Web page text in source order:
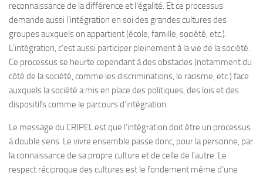
reconnaissance de la différence et l’égalité. Et ce processus
demande aussi l’intégration en soi des grandes cultures des
groupes auxquels on appartient (école, famille, société, etc.).
L’intégration, c’est aussi participer pleinement à la vie de la société.
Ce processus se heurte cependant à des obstacles (notamment du
côté de la société, comme les discriminations, le racisme, etc.) face
auxquels la société a mis en place des politiques, des lois et des
dispositifs comme le parcours d’intégration.
Le message du CRIPEL est que l’intégration doit être un processus
à double sens. Le vivre ensemble passe donc, pour la personne, par
la connaissance de sa propre culture et de celle de l’autre. Le
respect réciproque des cultures est le fondement même d’une